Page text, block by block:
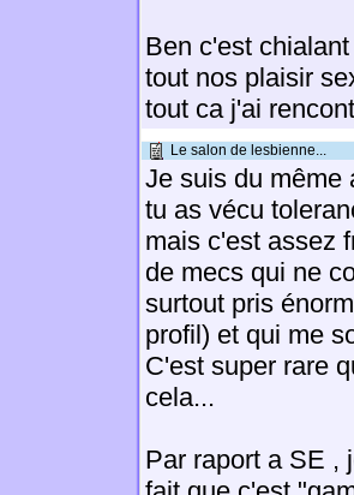
Ben c'est
tout nos plaisir
tout ca j'ai
Le salon de lesbienne...
Je suis du même
tu as vécu
mais c'est assez
de mecs qui ne
surtout pris
profil) et qui me
C'est super rare
cela...
Par raport a SE ,